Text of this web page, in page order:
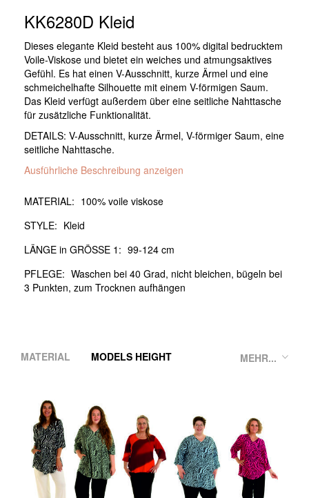
KK6280D Kleid
Dieses elegante Kleid besteht aus 100% digital bedrucktem
Voile-Viskose und bietet ein weiches und atmungsaktives
Gefühl. Es hat einen V-Ausschnitt, kurze Ärmel und eine
schmeichelhafte Silhouette mit einem V-förmigen Saum.
Das Kleid verfügt außerdem über eine seitliche Nahttasche
für zusätzliche Funktionalität.
DETAILS: V-Ausschnitt, kurze Ärmel, V-förmiger Saum, eine
seitliche Nahttasche.
Ausführliche Beschreibung anzeigen
MATERIAL: 100% voile viskose
STYLE: Kleid
LÄNGE in GRÖSSE 1: 99-124 cm
PFLEGE: Waschen bei 40 Grad, nicht bleichen, bügeln bei
3 Punkten, zum Trocknen aufhängen
MEHR...
MATERIAL MODELS HEIGHT